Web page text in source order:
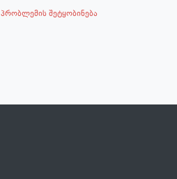
პრობლემის შეტყობინება